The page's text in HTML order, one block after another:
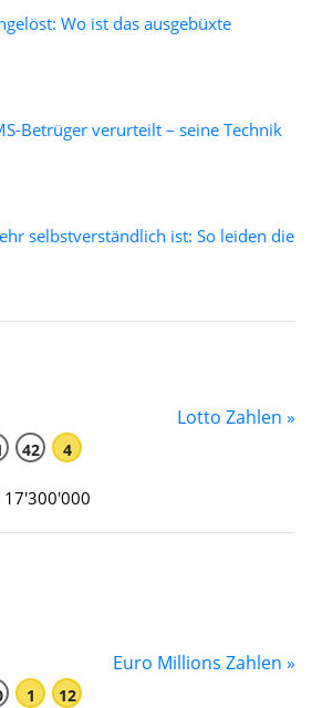
Wo ist das ausgebüxte
Betrüger verurteilt – seine Technik
selbstverständlich ist: So leiden die
Lotto Zahlen »
42 4
17'300'000
Euro Millions Zahlen »
1 12